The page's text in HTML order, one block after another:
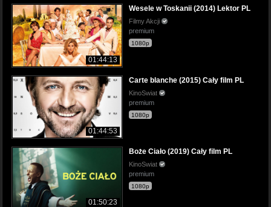
01:44:13
Wesele w Toskanii (2014) Lektor PL
Filmy Akcji
premium
1080p
01:44:53
Carte blanche (2015) Cały film PL
KinoSwiat
premium
1080p
01:50:23
Boże Ciało (2019) Cały film PL
KinoSwiat
premium
1080p